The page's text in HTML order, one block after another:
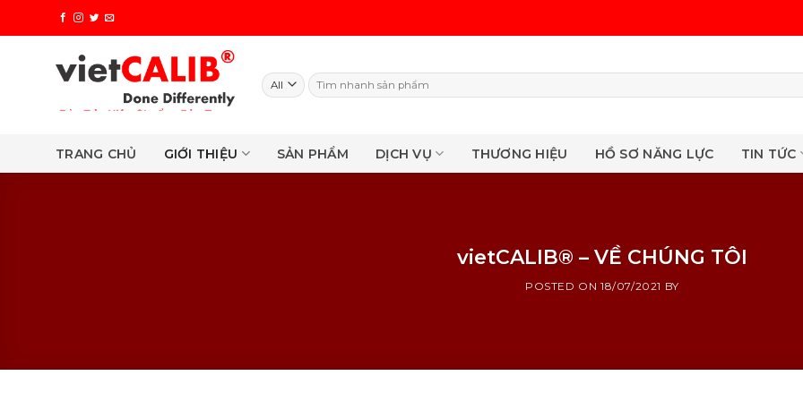
content
Search
for:
TRANG CHỦ GIỚI THIỆU SẢN PHẨM DỊCH VỤ THƯƠNG HIỆU HỒ SƠ NĂNG LỰC TIN TỨC
vietCALIB® – VỀ CHÚNG TÔI
POSTED ON18/07/2021 BY